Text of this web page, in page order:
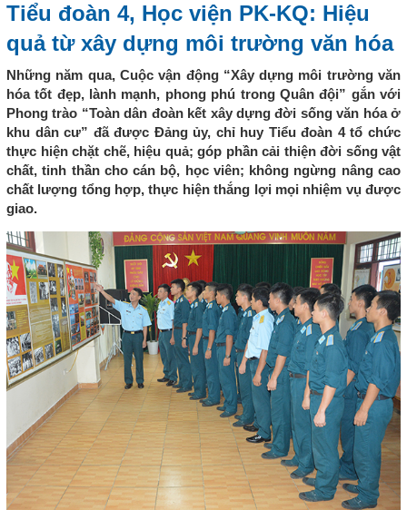
Tiểu đoàn 4, Học viện PK-KQ: Hiệu
quả từ xây dựng môi trường văn hóa
Những năm qua, Cuộc vận động “Xây dựng môi trường văn
hóa tốt đẹp, lành mạnh, phong phú trong Quân đội” gắn với
Phong trào “Toàn dân đoàn kết xây dựng đời sống văn hóa ở
khu dân cư” đã được Đảng ủy, chỉ huy Tiểu đoàn 4 tổ chức
thực hiện chặt chẽ, hiệu quả; góp phần cải thiện đời sống vật
chất, tinh thần cho cán bộ, học viên; không ngừng nâng cao
chất lượng tổng hợp, thực hiện thắng lợi mọi nhiệm vụ được
giao.